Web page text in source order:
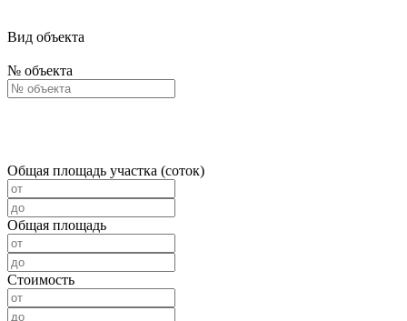
Вид объекта
№ объекта
Общая площадь участка (соток)
Общая площадь
Стоимость